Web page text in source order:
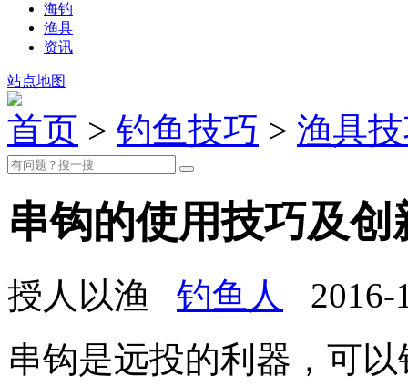
海钓
渔具
资讯
站点地图
首页 > 钓鱼技巧 > 渔具
串钩的使用技巧及创
授人以渔 钓鱼人
2016-
串钩是远投的利器，可